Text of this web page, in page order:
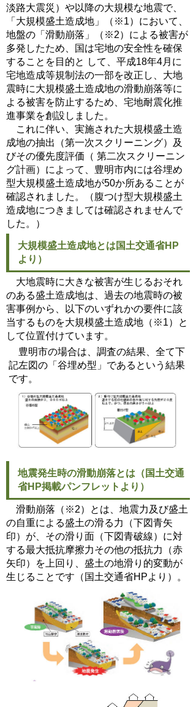
淡路大震災）や以降の大規模な地震で、
「大規模盛土造成地」（※1）において、
地盤の「滑動崩落」（※2）による被害が
多発したため、国は宅地の安全性を確保
することを目的と して、平成18年4月に
宅地造成等規制法の一部を改正し、大地
震時に大規模盛土造成地の滑動崩落等に
よる被害を防止するため、宅地耐震化推
進事業を創設しました。
これに伴い、実施された大規模盛土造
成地の抽出（第一次スクリーニング）及
びその優先度評価（ 第二次スクリーニン
グ計画）によって、豊明市内には谷埋め
型大規模盛土造成地が50か所あることが
確認されました。（腹つけ型大規模盛土
造成地につきましては確認されませんで
した。）
大規模盛土造成地とは国土交通省HP
より）
大地震時に大きな被害が生じるおそれ
のある盛土造成地は、過去の地震時の被
害事例から、以下のいずれかの要件に該
当するものを大規模盛土造成地（※1）と
して位置付けています。
豊明市の場合は、調査の結果、全て下
記左図の「谷埋め型」であるという結果
です。
地震発生時の滑動崩落とは（国土交通
省HP掲載パンフレットより）
滑動崩落（※2）とは、地震力及び盛土
の自重による盛土の滑る力（下図青矢
印）が、その滑り面（下図青破線）に対
する最大抵抗摩擦力その他の抵抗力（赤
矢印）を上回り、盛土の地滑り的変動が
生じることです（国土交通省HPより）。